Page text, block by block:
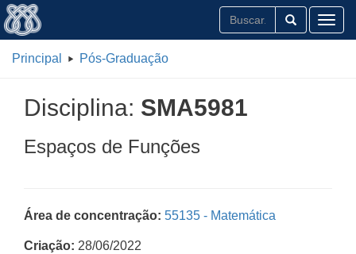
Principal Pós-Graduação
Disciplina: SMA5981
Espaços de Funções
Área de concentração: 55135 - Matemática
Criação: 28/06/2022